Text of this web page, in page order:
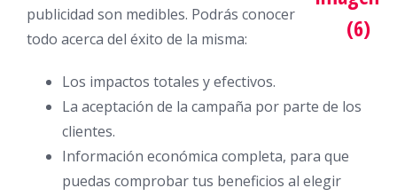
publicidad son medibles. Podrás conocer
todo acerca del éxito de la misma:
Los impactos totales y efectivos.
La aceptación de la campaña por parte de los
clientes.
Información económica completa, para que
puedas comprobar tus beneficios al elegir